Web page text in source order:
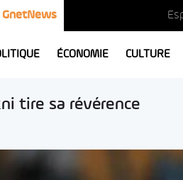
GnetNews
ÉCONOMIE CULTURE
tire sa révérence